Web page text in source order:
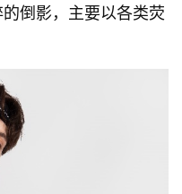
倒影，主要以各类荧